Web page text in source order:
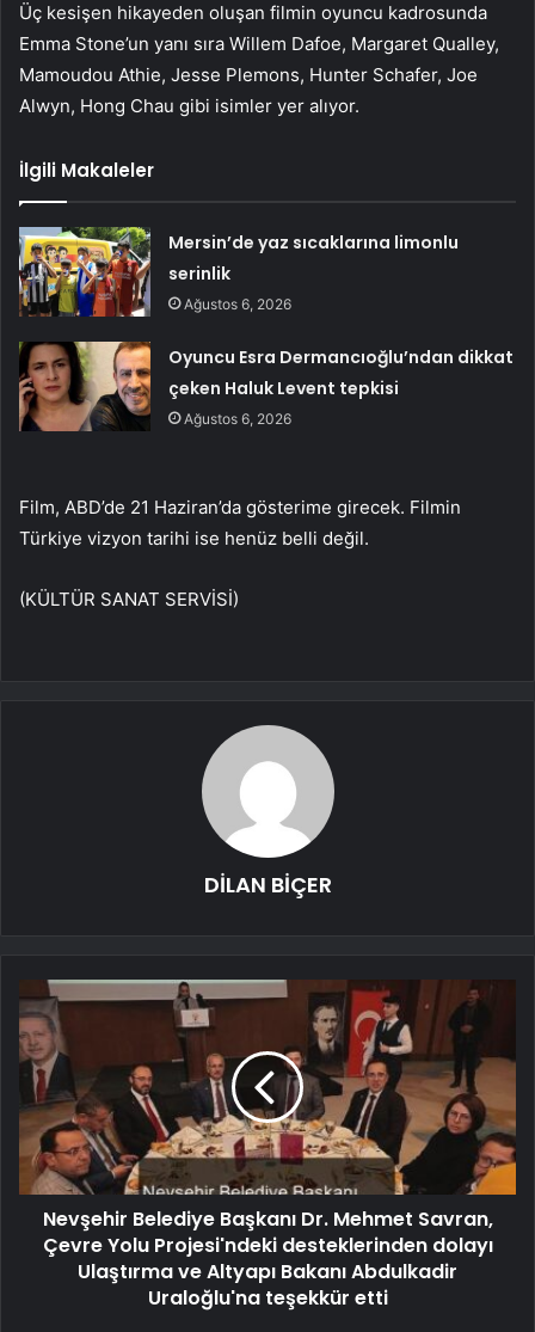
Üç kesişen hikayeden oluşan filmin oyuncu kadrosunda
Emma Stone’un yanı sıra Willem Dafoe, Margaret Qualley,
Mamoudou Athie, Jesse Plemons, Hunter Schafer, Joe
Alwyn, Hong Chau gibi isimler yer alıyor.
İlgili Makaleler
Mersin’de yaz sıcaklarına limonlu
serinlik
Ağustos 6, 2026
Oyuncu Esra Dermancıoğlu’ndan dikkat
çeken Haluk Levent tepkisi
Ağustos 6, 2026
Film, ABD’de 21 Haziran’da gösterime girecek. Filmin
Türkiye vizyon tarihi ise henüz belli değil.
(KÜLTÜR SANAT SERVİSİ)
DİLAN BİÇER
Nevşehir Belediye Başkanı Dr. Mehmet Savran,
Çevre Yolu Projesi'ndeki desteklerinden dolayı
Ulaştırma ve Altyapı Bakanı Abdulkadir
Uraloğlu'na teşekkür etti